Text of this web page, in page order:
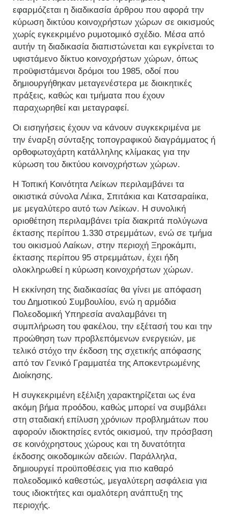
εφαρμόζεται η διαδικασία άρθρου που αφορά την
κύρωση δικτύου κοινοχρήστων χώρων σε οικισμούς
χωρίς εγκεκριμένο ρυμοτομικό σχέδιο. Μέσα από
αυτήν τη διαδικασία διαπιστώνεται και εγκρίνεται το
υφιστάμενο δίκτυο κοινοχρήστων χώρων, όπως
προϋφιστάμενοι δρόμοι του 1985, οδοί που
δημιουργήθηκαν μεταγενέστερα με διοικητικές
πράξεις, καθώς και τμήματα που έχουν
παραχωρηθεί και μεταγραφεί.
Οι εισηγήσεις έχουν να κάνουν συγκεκριμένα με
την έναρξη σύνταξης τοπογραφικού διαγράμματος ή
ορθοφωτοχάρτη κατάλληλης κλίμακας για την
κύρωση του δικτύου κοινοχρήστων χώρων.
Η Τοπική Κοινότητα Λείκων περιλαμβάνει τα
οικιστικά σύνολα Λέικα, Σπιτάκια και Κατσαραίικα,
με μεγαλύτερο αυτό των Λείκων. Η συνολική
οριοθέτηση περιλαμβάνει τρία διακριτά πολύγωνα
έκτασης περίπου 1.330 στρεμμάτων, ενώ σε τμήμα
του οικισμού Λαίκων, στην περιοχή Ξηροκάμπι,
έκτασης περίπου 95 στρεμμάτων, έχει ήδη
ολοκληρωθεί η κύρωση κοινοχρήστων χώρων.
Η εκκίνηση της διαδικασίας θα γίνει με απόφαση
του Δημοτικού Συμβουλίου, ενώ η αρμόδια
Πολεοδομική Υπηρεσία αναλαμβάνει τη
συμπλήρωση του φακέλου, την εξέτασή του και την
προώθηση των προβλεπόμενων ενεργειών, με
τελικό στόχο την έκδοση της σχετικής απόφασης
από τον Γενικό Γραμματέα της Αποκεντρωμένης
Διοίκησης.
Η συγκεκριμένη εξέλιξη χαρακτηρίζεται ως ένα
ακόμη βήμα προόδου, καθώς μπορεί να συμβάλει
στη σταδιακή επίλυση χρόνιων προβλημάτων που
αφορούν ιδιοκτησίες εντός οικισμού, την πρόσβαση
σε κοινόχρηστους χώρους και τη δυνατότητα
έκδοσης οικοδομικών αδειών. Παράλληλα,
δημιουργεί προϋποθέσεις για πιο καθαρό
πολεοδομικό καθεστώς, μεγαλύτερη ασφάλεια για
τους ιδιοκτήτες και ομαλότερη ανάπτυξη της
περιοχής.